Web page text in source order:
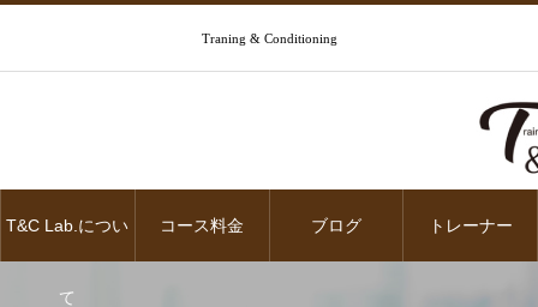
Traning & Conditioning
T&C Lab.につい
て
コース料金 ブログ トレーナー